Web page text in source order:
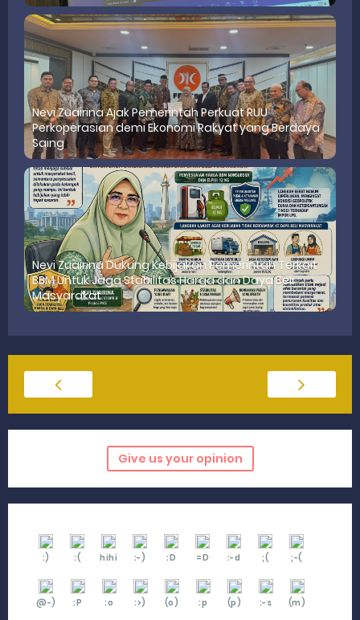
Nevi Zuairina Ajak Pemerintah Perkuat RUU
Perkoperasian demi Ekonomi Rakyat yang Berdaya
Saing
Nevi Zuairina Dukung Kebijakan Pemerintah Terkait
BBM Untuk Jaga Stabilitas Harga dan Daya Beli
Masyarakat
Give us your opinion
:) :( hihi :-) :D =D :-d ;( ;-(
@-) :P :o :>) (o) :p (p) :-s (m)